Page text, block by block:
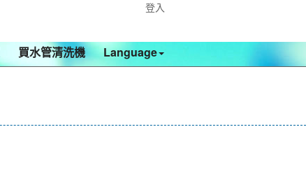
登入
買水管清洗機 Language